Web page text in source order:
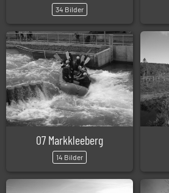
34 Bilder
07 Markkleeberg
14 Bilder